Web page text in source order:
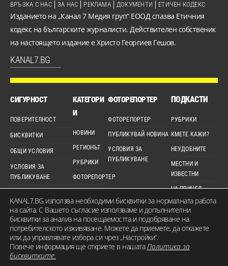
Изданието на „Канал 7 Медия груп“ ЕООД спазва Етичния
кодекс на българските журналисти. Действителен собственик
на настоящето издание е Христо Георгиев Гешов.
KANAL7.BG
ВРЪЗКА С НАС ЗА НАС РЕКЛАМА ДОКУМЕНТИ ЕТИЧЕН КОДЕКС
СИГУРНОСТ
ПОВЕРИТЕЛНОСТ
БИСКВИТКИ
ОБЩИ УСЛОВИЯ
УСЛОВИЯ ЗА
ПУБЛИКУВАНЕ
КАРТА НА САЙТА
КАТЕГОРИ
И
НОВИНИ
РЕГИОНЪТ
РУБРИКИ
ФОТОРЕПОРТЕР
ФОТОРЕПОРТЕР
ФОТОРЕПОРТЕР
ПУБЛИКУВАЙ НОВИНА
УСЛОВИЯ ЗА
ПУБЛИКУВАНЕ
ПОДКАСТИ
РУБРИКИ
КМЕТЕ КАЖИ?
НЕУДОБНИТЕ
МЕСТНИ И
ИЗВЕСТНИ
НА ПРИЦЕЛ
© 2026 KANAL7.BG – МЕСТЕН ГЛАС. Всички права запазени. Съдържанието на
KANAL7.BG използва необходими бисквитки за нормалната работа
на сайта. С Вашето съгласие използваме и допълнителни
бисквитки за анализ на посещаемостта и подобряване на
потребителското изживяване. Можете да приемете, да откажете
или да управлявате избора си чрез „Настройки“.
Повече информация ще откриете в нашатаПолитика за
бисквитките.